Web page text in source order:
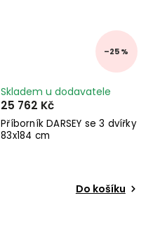
–25 %
Příborník DARSEY se 3 dvířky
83x184 cm
Skladem u dodavatele
25 762 Kč
Do košíku